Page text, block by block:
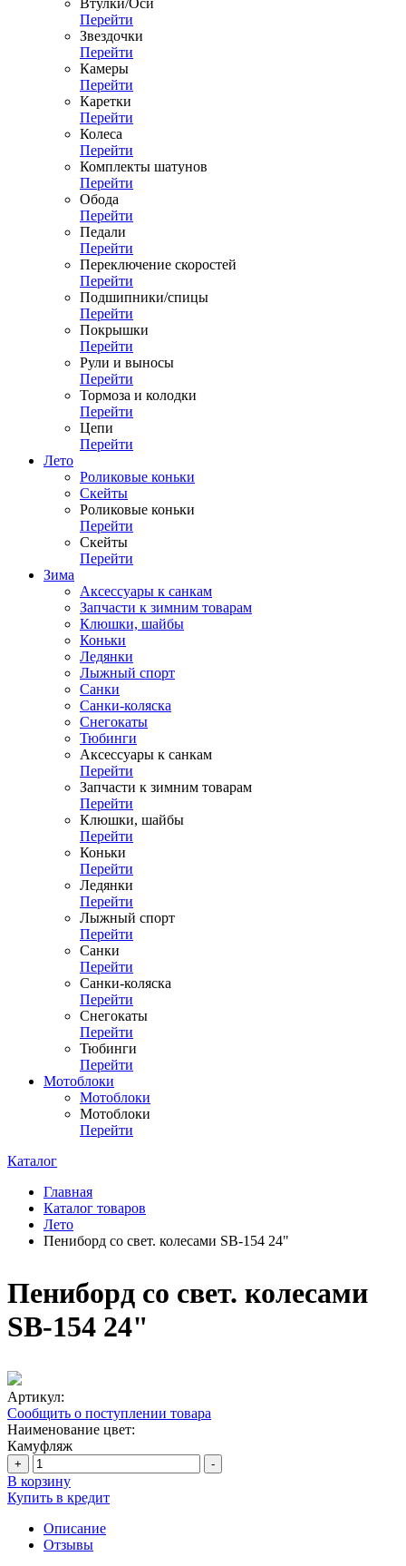
Втулки/Оси
Перейти
Звездочки
Перейти
Камеры
Перейти
Каретки
Перейти
Колеса
Перейти
Комплекты шатунов
Перейти
Обода
Перейти
Педали
Перейти
Переключение скоростей
Перейти
Подшипники/спицы
Перейти
Покрышки
Перейти
Рули и выносы
Перейти
Тормоза и колодки
Перейти
Цепи
Перейти
Лето
Роликовые коньки
Скейты
Роликовые коньки
Перейти
Скейты
Перейти
Зима
Аксессуары к санкам
Запчасти к зимним товарам
Клюшки, шайбы
Коньки
Ледянки
Лыжный спорт
Санки
Санки-коляска
Снегокаты
Тюбинги
Аксессуары к санкам
Перейти
Запчасти к зимним товарам
Перейти
Клюшки, шайбы
Перейти
Коньки
Перейти
Ледянки
Перейти
Лыжный спорт
Перейти
Санки
Перейти
Санки-коляска
Перейти
Снегокаты
Перейти
Тюбинги
Перейти
Мотоблоки
Мотоблоки
Мотоблоки
Перейти
Каталог
Главная
Каталог товаров
Лето
Пениборд со свет. колесами SB-154 24"
Пениборд со свет. колесами
SB-154 24"
Артикул:
Сообщить о поступлении товара
Наименование цвет:
Камуфляж
+ -
В корзину
Купить в кредит
Описание
Отзывы